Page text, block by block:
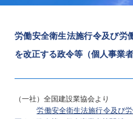
労働安全衛生法施行令及び労
を改正する政令等（個人事業
（一社）全国建設業協会より
労働安全衛生法施行令及び